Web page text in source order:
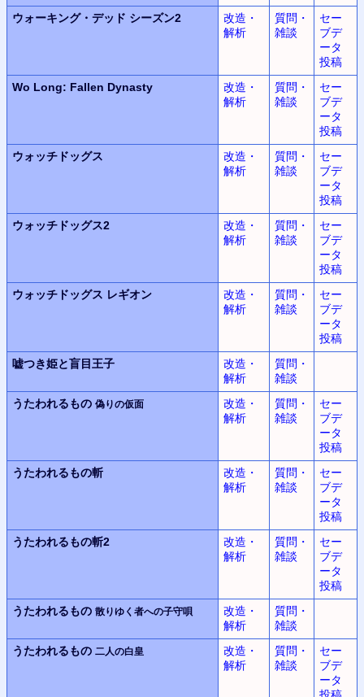
ウォーキング・デッド シーズン2
改造・
解析
質問・
雑談
セー
ブデ
ータ
投稿
Wo Long: Fallen Dynasty
改造・
解析
質問・
雑談
セー
ブデ
ータ
投稿
ウォッチドッグス
改造・
解析
質問・
雑談
セー
ブデ
ータ
投稿
ウォッチドッグス2
改造・
解析
質問・
雑談
セー
ブデ
ータ
投稿
ウォッチドッグス レギオン
改造・
解析
質問・
雑談
セー
ブデ
ータ
投稿
嘘つき姫と盲目王子
改造・
解析
質問・
雑談
うたわれるもの 偽りの仮面
改造・
解析
質問・
雑談
セー
ブデ
ータ
投稿
うたわれるもの斬
改造・
解析
質問・
雑談
セー
ブデ
ータ
投稿
うたわれるもの斬2
改造・
解析
質問・
雑談
セー
ブデ
ータ
投稿
うたわれるもの 散りゆく者への子守唄
改造・
解析
質問・
雑談
うたわれるもの 二人の白皇
改造・
解析
質問・
雑談
セー
ブデ
ータ
投稿